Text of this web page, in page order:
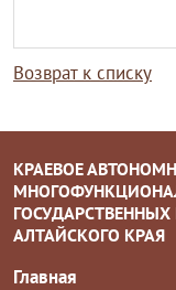
Возврат к списку
КРАЕВОЕ
АЛТАЙСКОГО КРАЯ
Главная